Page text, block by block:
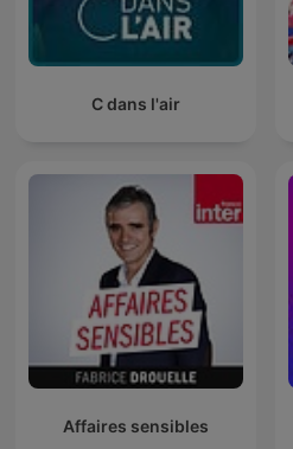
C dans l'air
Affaires sensibles